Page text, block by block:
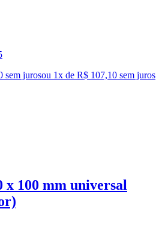
sem jurosou 1x de R$ 107,10 sem juros
x 100 mm universal